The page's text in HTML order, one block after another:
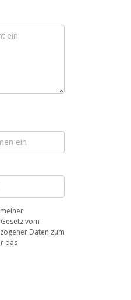
vom
Daten zum
das